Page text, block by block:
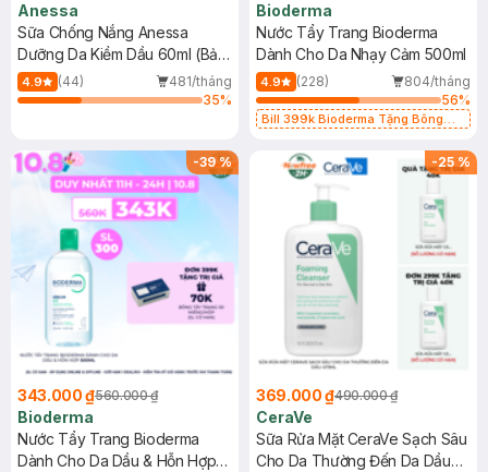
Anessa
Sữa Chống Nắng Anessa
Dưỡng Da Kiềm Dầu 60ml (Bản
Mới)
4.9 (44)
481/tháng
35%
Bioderma
Nước Tẩy Trang Bioderma
Dành Cho Da Nhạy Cảm 500ml
4.9 (228)
804/tháng
56%
Bill 399k Bioderma Tặng Bông
-39%
343.000 ₫560.000 ₫
Bioderma
Nước Tẩy Trang Bioderma
Dành Cho Da Dầu & Hỗn Hợp
-25 %
369.000 ₫490.000 ₫
CeraVe
Sữa Rửa Mặt CeraVe Sạch Sâu
Cho Da Thường Đến Da Dầu